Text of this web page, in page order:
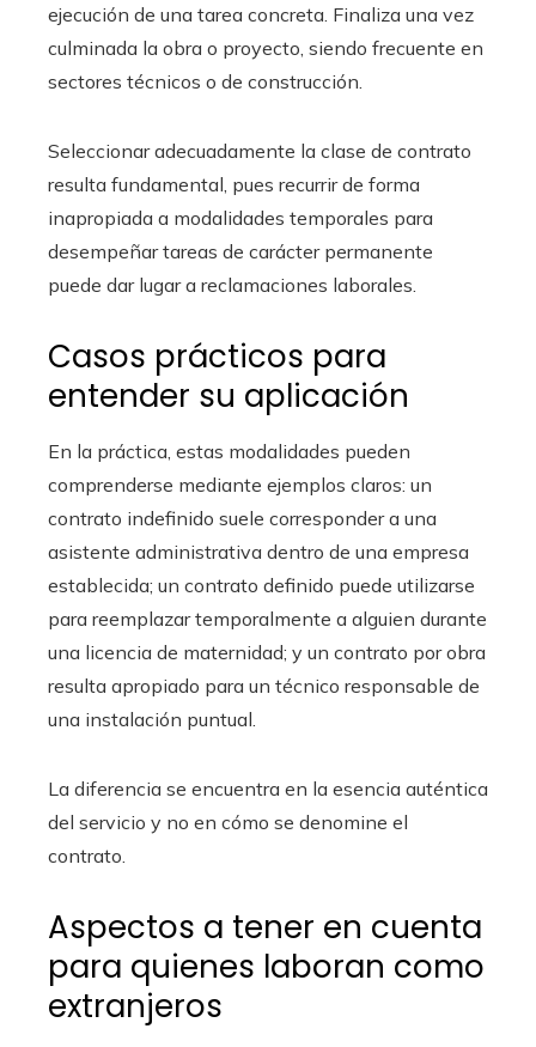
ejecución de una tarea concreta. Finaliza una vez
culminada la obra o proyecto, siendo frecuente en
sectores técnicos o de construcción.
Seleccionar adecuadamente la clase de contrato
resulta fundamental, pues recurrir de forma
inapropiada a modalidades temporales para
desempeñar tareas de carácter permanente
puede dar lugar a reclamaciones laborales.
Casos prácticos para
entender su aplicación
En la práctica, estas modalidades pueden
comprenderse mediante ejemplos claros: un
contrato indefinido suele corresponder a una
asistente administrativa dentro de una empresa
establecida; un contrato definido puede utilizarse
para reemplazar temporalmente a alguien durante
una licencia de maternidad; y un contrato por obra
resulta apropiado para un técnico responsable de
una instalación puntual.
La diferencia se encuentra en la esencia auténtica
del servicio y no en cómo se denomine el
contrato.
Aspectos a tener en cuenta
para quienes laboran como
extranjeros